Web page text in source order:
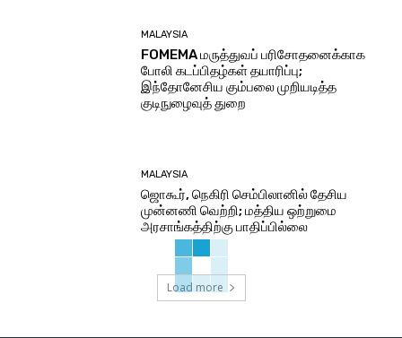
MALAYSIA
FOMEMA மருத்துவப் பரிசோதனைக்காக
போலி கடப்பிதழ்கள் தயாரிப்பு;
இந்தோனேசிய கும்பலை முறியடித்த
குடிநுழைவுத் துறை
MALAYSIA
ஜொகூர், நெகிரி செம்பிலானில் தேசிய
முன்னணி வெற்றி; மத்திய ஒற்றுமை
அரசாங்கத்திற்கு பாதிப்பில்லை
Load more